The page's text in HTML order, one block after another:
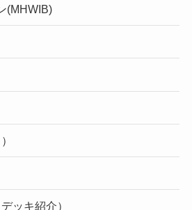
(MHWIB)
ッキ紹介）